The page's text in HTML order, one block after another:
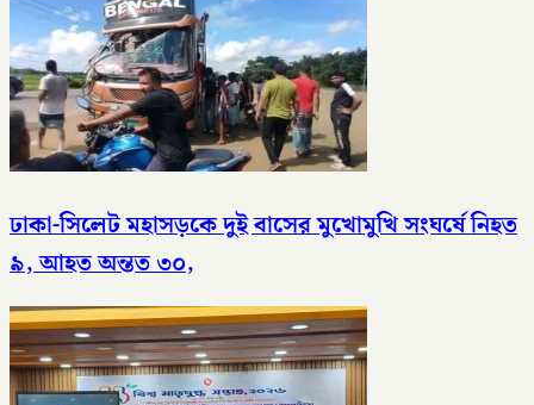
ঢাকা-সিলেট মহাসড়কে দুই বাসের মুখোমুখি সংঘর্ষে নিহত
৯, আহত অন্তত ৩০,